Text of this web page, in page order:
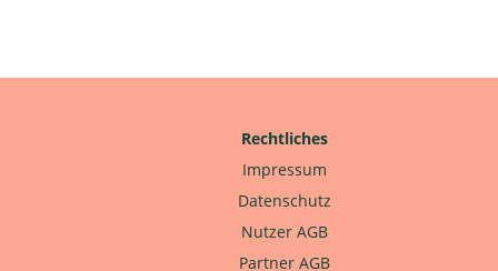
Rechtliches
Impressum
Datenschutz
Nutzer AGB
Partner AGB